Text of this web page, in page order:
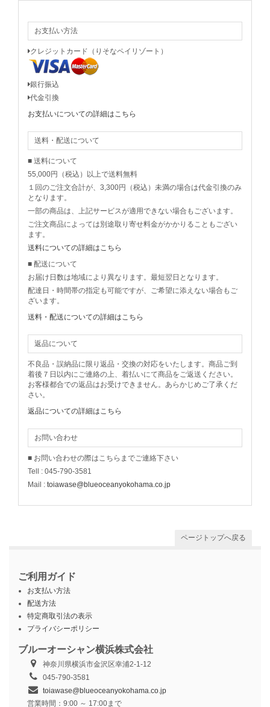
お支払い方法
クレジットカード（りそなペイリゾート）
銀行振込
代金引換
お支払いについての詳細はこちら
送料・配送について
■ 送料について
55,000円（税込）以上で送料無料
１回のご注文合計が、3,300円（税込）未満の場合は代金引換のみ
となります。
一部の商品は、上記サービスが適用できない場合もございます。
ご注文商品によっては別途取り寄せ料金がかかりることもござい
ます。
送料についての詳細はこちら
■ 配送について
お届け日数は地域により異なります。最短翌日となります。
配達日・時間帯の指定も可能ですが、ご希望に添えない場合もご
ざいます。
送料・配送についての詳細はこちら
返品について
不良品・誤納品に限り返品・交換の対応をいたします。商品ご到
着後７日以内にご連絡の上、着払いにて商品をご返送ください。
お客様都合での返品はお受けできません。あらかじめご了承くだ
さい。
返品についての詳細はこちら
お問い合わせ
■ お問い合わせの際はこちらまでご連絡下さい
Tell : 045-790-3581
Mail : toiawase@blueoceanyokohama.co.jp
ページトップへ戻る
ご利用ガイド
お支払い方法
配送方法
特定商取引法の表示
プライバシーポリシー
ブルーオーシャン横浜株式会社
神奈川県横浜市金沢区幸浦2-1-12
045-790-3581
toiawase@blueoceanyokohama.co.jp
営業時間：9:00 ～ 17:00まで